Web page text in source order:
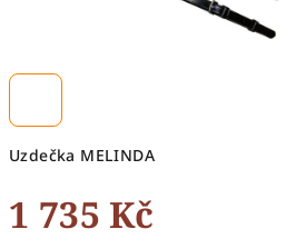
Uzdečka MELINDA
1 735 Kč